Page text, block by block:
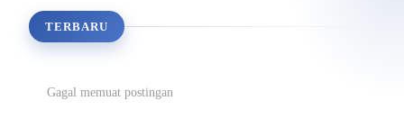
TERBARU
Gagal memuat postingan